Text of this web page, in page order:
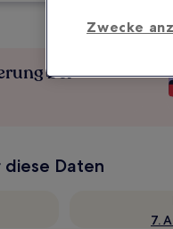
bei
Daten
7.
Zwecke